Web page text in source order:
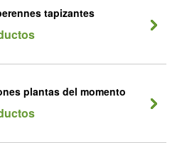
tapizantes
plantas del momento